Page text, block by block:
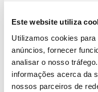
Este website utiliza
Utilizamos cookies
anúncios, fornecer
analisar o nosso
informações acerca da
nossos parceiros de
partilhar através de